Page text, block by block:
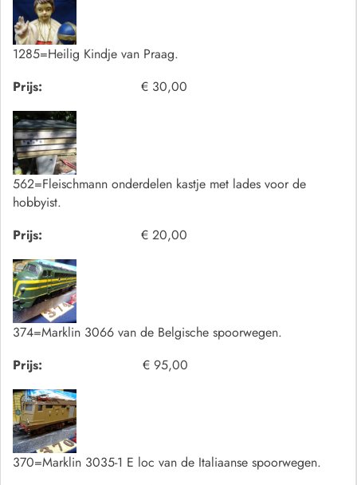
1285=Heilig Kindje van Praag.
Prijs:
€ 30,00
562=Fleischmann onderdelen kastje met lades voor de
hobbyist.
Prijs:
€ 20,00
374=Marklin 3066 van de Belgische spoorwegen.
Prijs:
€ 95,00
370=Marklin 3035-1 E loc van de Italiaanse spoorwegen.